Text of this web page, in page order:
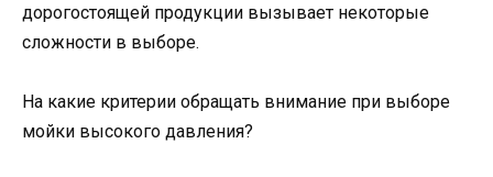
дорогостоящей продукции вызывает некоторые
сложности в выборе.
На какие критерии обращать внимание при выборе
мойки высокого давления?